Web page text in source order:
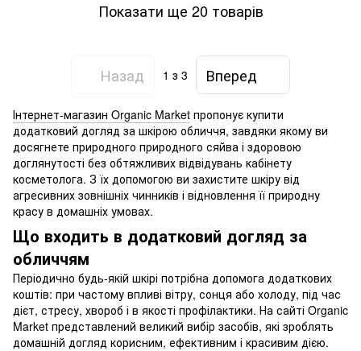
Показати ще 20 товарів
Назад 1 з 3 Вперед
Інтернет-магазин Organic Market пропонує купити
додатковий догляд за шкірою обличчя, завдяки якому ви
досягнете природного природного сяйва і здоровою
доглянутості без обтяжливих відвідувань кабінету
косметолога. З їх допомогою ви захистите шкіру від
агресивних зовнішніх чинників і відновлення її природну
красу в домашніх умовах.
Що входить в додатковий догляд за
обличчям
Періодично будь-якій шкірі потрібна допомога додаткових
коштів: при частому впливі вітру, сонця або холоду, під час
дієт, стресу, хвороб і в якості профілактики. На сайті Organic
Market представлений великий вибір засобів, які зроблять
домашній догляд корисним, ефективним і красивим дією.